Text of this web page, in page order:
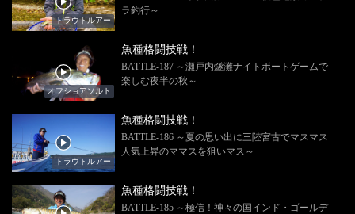
トラウトルアー
ラ釣行～
オフショアソルト
魚種格闘技戦！
BATTLE-187 ～瀬戸内燧灘ナイトボートゲームで
楽しむ夜半の秋～
トラウトルアー
魚種格闘技戦！
BATTLE-186 ～夏の思い出に三陸宮古でマスマス
人気上昇のママスを狙いマス～
魚種格闘技戦！
BATTLE-185 ～極信！神々の国インド・ゴールデ